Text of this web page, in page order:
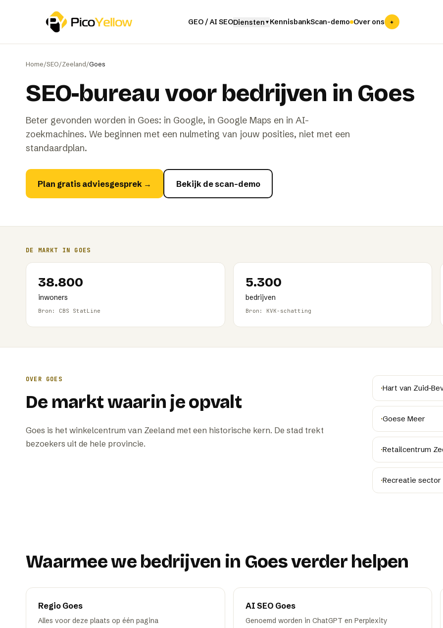
GEO / AI SEODiensten ▼ KennisbankScan-demo Over ons ✦
Home/SEO/Zeeland /Goes
SEO-bureau voor bedrijven in Goes
Beter gevonden worden in Goes: in Google, in Google Maps en in AI-
zoekmachines. We beginnen met een nulmeting van jouw posities, niet met een
standaardplan.
Plan gratis adviesgesprek → Bekijk de scan-demo
DE MARKT IN GOES
38.800
inwoners
Bron: CBS StatLine
5.300
bedrijven
Bron: KVK-schatting
OVER GOES
De markt waarin je opvalt
Goes is het winkelcentrum van Zeeland met een historische kern. De stad trekt
bezoekers uit de hele provincie.
·Hart van Zuid-
·Goese Meer
·Retailcentrum
·Recreatie sector
Waarmee we bedrijven in Goesverder helpen
Regio Goes
Alles voor deze plaats op één pagina
AI SEO Goes
Genoemd worden in ChatGPT en Perplexity